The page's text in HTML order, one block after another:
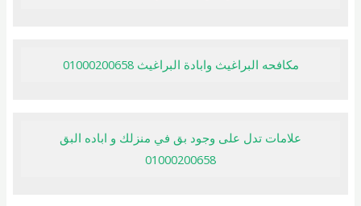
مكافحه البراغيث وابادة البراغيث 01000200658
علامات تدل على وجود بق في منزلك و اباده البق
01000200658